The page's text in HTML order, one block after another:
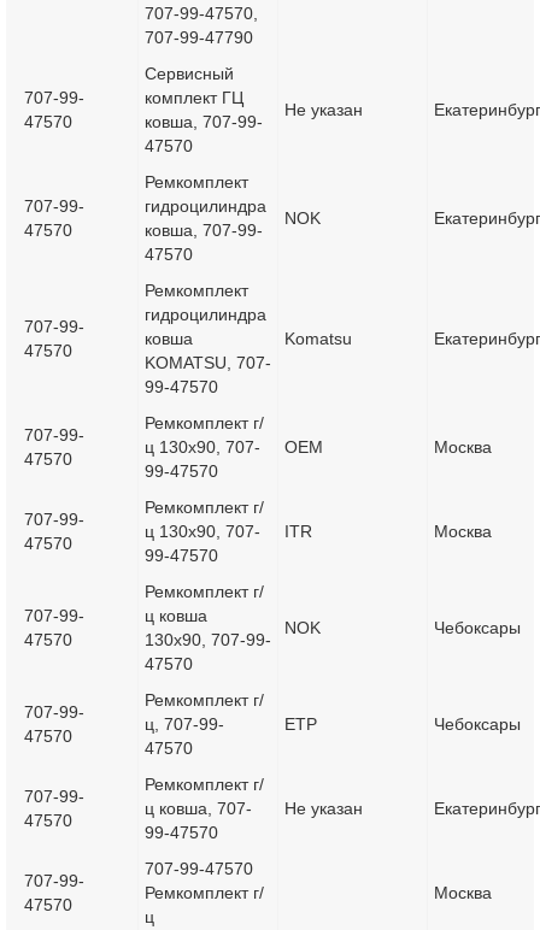
707-99-47570,
707-99-47790
707-99-
47570
Сервисный
комплект ГЦ
ковша, 707-99-
47570
Не указан Екатеринбург
707-99-
47570
Ремкомплект
гидроцилиндра
ковша, 707-99-
47570
NOK Екатеринбург
707-99-
47570
Ремкомплект
гидроцилиндра
ковша
KOMATSU, 707-
99-47570
Komatsu Екатеринбург
707-99-
47570
Ремкомплект г/
ц 130x90, 707-
99-47570
OEM Москва
707-99-
47570
Ремкомплект г/
ц 130x90, 707-
99-47570
ITR Москва
707-99-
47570
Ремкомплект г/
ц ковша
130х90, 707-99-
47570
NOK Чебоксары
707-99-
47570
Ремкомплект г/
ц, 707-99-
47570
ETP Чебоксары
707-99-
47570
Ремкомплект г/
ц ковша, 707-
99-47570
Не указан Екатеринбург
707-99-
47570
707-99-47570
Ремкомплект г/
ц
Москва